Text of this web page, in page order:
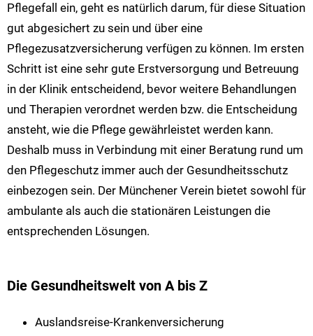
Pflegefall ein, geht es natürlich darum, für diese Situation
gut abgesichert zu sein und über eine
Pflegezusatzversicherung verfügen zu können. Im ersten
Schritt ist eine sehr gute Erstversorgung und Betreuung
in der Klinik entscheidend, bevor weitere Behandlungen
und Therapien verordnet werden bzw. die Entscheidung
ansteht, wie die Pflege gewährleistet werden kann.
Deshalb muss in Verbindung mit einer Beratung rund um
den Pflegeschutz immer auch der Gesundheitsschutz
einbezogen sein. Der Münchener Verein bietet sowohl für
ambulante als auch die stationären Leistungen die
entsprechenden Lösungen.
Die Gesundheitswelt von A bis Z
Auslandsreise-Krankenversicherung